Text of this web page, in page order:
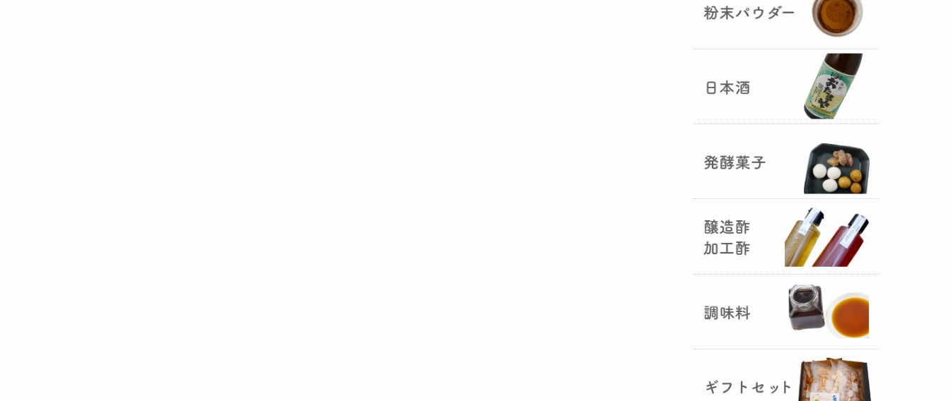
国産（熊本産）の大麦に白麹菌を
つけて丁寧に培養して『大麦白
』が完成しました！大麦麹から
の旨みと、白麹から生成される天
然のクエン酸（酸味）が良き製品
を創出してくれることです。塩麹
作りや米麹や大麦麹とブレンドし
ての味噌作りなど、次の食のステ
ージに・・・
R6年 クロ黒麹が出来ました
♪（2025年01月15日）